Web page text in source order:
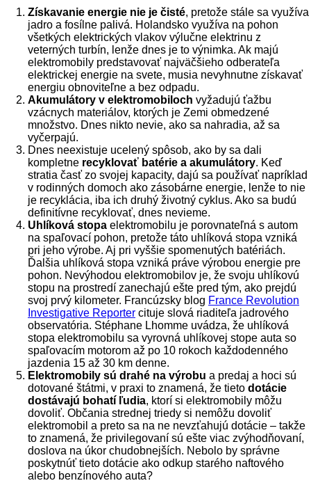
Získavanie energie nie je čisté, pretože stále sa využíva
jadro a fosílne palivá. Holandsko využíva na pohon
všetkých elektrických vlakov výlučne elektrinu z
veterných turbín, lenže dnes je to výnimka. Ak majú
elektromobily predstavovať najväčšieho odberateľa
elektrickej energie na svete, musia nevyhnutne získavať
energiu obnoviteľne a bez odpadu.
Akumulátory v elektromobiloch vyžadujú ťažbu
vzácnych materiálov, ktorých je Zemi obmedzené
množstvo. Dnes nikto nevie, ako sa nahradia, až sa
vyčerpajú.
Dnes neexistuje ucelený spôsob, ako by sa dali
kompletne recyklovať batérie a akumulátory. Keď
stratia časť zo svojej kapacity, dajú sa používať napríklad
v rodinných domoch ako zásobárne energie, lenže to nie
je recyklácia, iba ich druhý životný cyklus. Ako sa budú
definitívne recyklovať, dnes nevieme.
Uhlíková stopa elektromobilu je porovnateľná s autom
na spaľovací pohon, pretože táto uhlíková stopa vzniká
pri jeho výrobe. Aj pri vyššie spomenutých batériách.
Ďalšia uhlíková stopa vzniká práve výrobou energie pre
pohon. Nevýhodou elektromobilov je, že svoju uhlíkovú
stopu na prostredí zanechajú ešte pred tým, ako prejdú
svoj prvý kilometer. Francúzsky blog France Revolution
Investigative Reporter cituje slová riaditeľa jadrového
observatória. Stéphane Lhomme uvádza, že uhlíková
stopa elektromobilu sa vyrovná uhlíkovej stope auta so
spaľovacím motorom až po 10 rokoch každodenného
jazdenia 15 až 30 km denne.
Elektromobily sú drahé na výrobu a predaj a hoci sú
dotované štátmi, v praxi to znamená, že tieto dotácie
dostávajú bohatí ľudia, ktorí si elektromobily môžu
dovoliť. Občania strednej triedy si nemôžu dovoliť
elektromobil a preto sa na ne nevzťahujú dotácie – takže
to znamená, že privilegovaní sú ešte viac zvýhodňovaní,
doslova na úkor chudobnejších. Nebolo by správne
poskytnúť tieto dotácie ako odkup starého naftového
alebo benzínového auta?